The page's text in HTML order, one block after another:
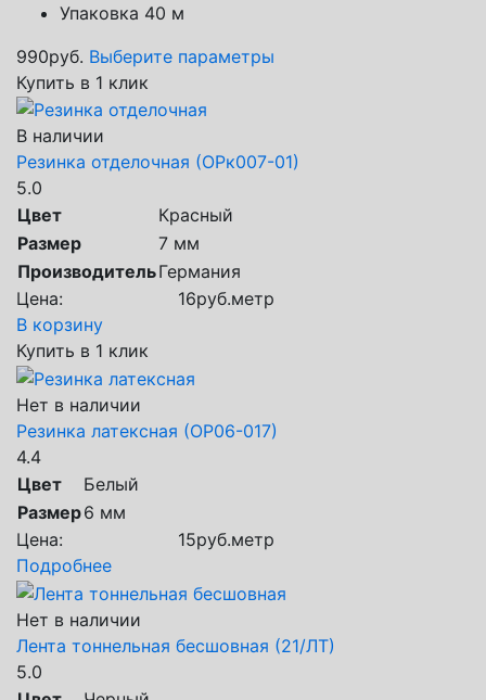
Упаковка 40 м
990руб. Выберите параметры
Купить в 1 клик
В наличии
Резинка отделочная (ОРк007-01)
5.0
Цвет
Красный
Размер
7 мм
ПроизводительГермания
Цена:
16руб.метр
В корзину
Купить в 1 клик
Нет в наличии
Резинка латексная (ОР06-017)
4.4
Цвет
Белый
Размер6 мм
Цена:
15руб.метр
Подробнее
Нет в наличии
Лента тоннельная бесшовная (21/ЛТ)
5.0